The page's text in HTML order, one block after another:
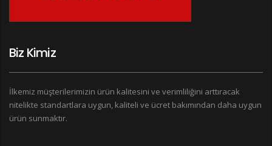
Biz Kimiz
İlkemiz müşterilerimizin ürün kalitesini ve verimliliğini arttıracak
nitelikte standartlara uygun, kaliteli ve ücret bakımından daha uygun
ürün sunmaktır.